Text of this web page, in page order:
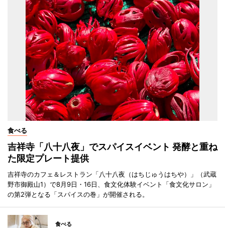
食べる
吉祥寺「八十八夜」でスパイスイベント 発酵と重ね
た限定プレート提供
吉祥寺のカフェ＆レストラン「八十八夜（はちじゅうはちや）」（武蔵
野市御殿山1）で8月9日・16日、食文化体験イベント「食文化サロン」
の第2弾となる「スパイスの巻」が開催される。
食べる